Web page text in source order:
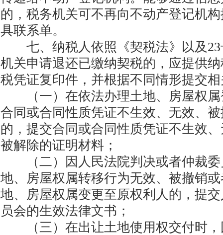
的，税务机关可不再向不动产登记机
具联系单。
七、纳税人依照《契税法》以及23
机关申请退还已缴纳契税的，应提供
税凭证复印件，并根据不同情形提交
（一）在依法办理土地、房屋权属
合同或合同性质凭证不生效、无效、
的，提交合同或合同性质凭证不生效
被解除的证明材料；
（二）因人民法院判决或者仲裁委
地、房屋权属转移行为无效、被撤销
地、房屋权属变更至原权利人的，提
员会的生效法律文书；
（三）在出让土地使用权交付时，